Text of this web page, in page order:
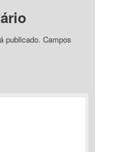
publicado. Campos